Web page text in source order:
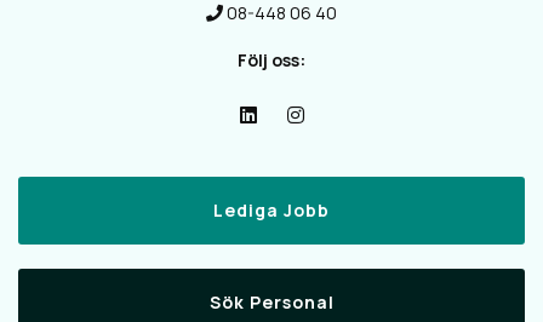
08-448 06 40
Följ oss:
Lediga Jobb
Sök Personal